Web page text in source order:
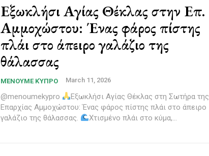
Εξωκλήσι Αγίας Θέκλας στην Επ.
Αμμοχώστου: Ένας φάρος πίστης
πλάι στο άπειρο γαλάζιο της
θάλασσας
ΜΈΝΟΥΜΕ ΚΎΠΡΟ March 11, 2026
@menoumekypro
Εξωκλήσι Αγίας Θέκλας στη Σωτήρα της
Επαρχίας Αμμοχώστου: Ένας φάρος πίστης πλάι στο άπειρο
γαλάζιο της θάλασσας.
Χτισμένο πλάι στο κύμα,...